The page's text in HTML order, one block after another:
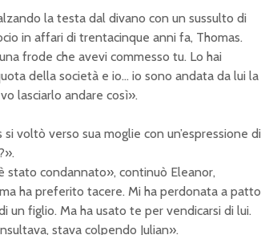
la testa dal divano con un sussulto di
in affari di trentacinque anni fa, Thomas.
frode che avevi commesso tu. Lo hai
della società e io… io sono andata da lui la
lasciarlo andare così».
voltò verso sua moglie con un’espressione di
stato condannato», continuò Eleanor,
ha preferito tacere. Mi ha perdonata a patto
un figlio. Ma ha usato te per vendicarsi di lui.
stava colpendo Julian».